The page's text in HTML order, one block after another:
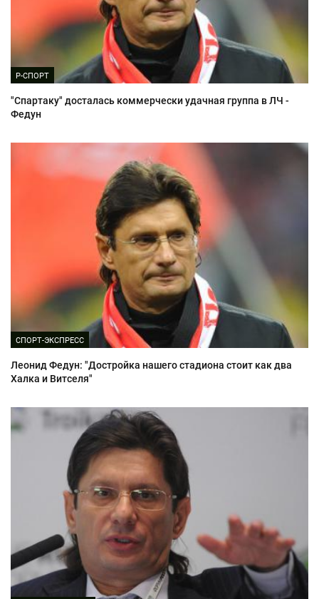
Р-СПОРТ
"Спартаку" досталась коммерчески удачная группа в ЛЧ -
Федун
СПОРТ-ЭКСПРЕСС
Леонид Федун: "Достройка нашего стадиона стоит как два
Халка и Витселя"